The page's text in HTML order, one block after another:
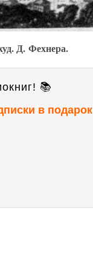
Д. Фехнера.
📚
в подарок